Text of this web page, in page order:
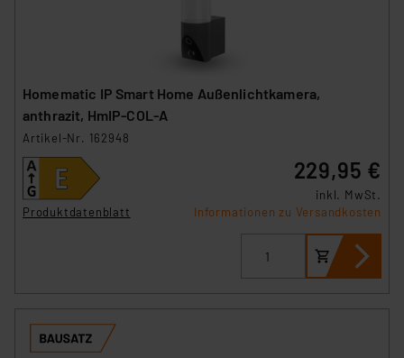
Homematic IP Smart Home Außenlichtkamera,
anthrazit, HmIP-COL-A
Artikel-Nr. 162948
Produktdatenblatt
229,95 €
inkl. MwSt.
Informationen zu Versandkosten